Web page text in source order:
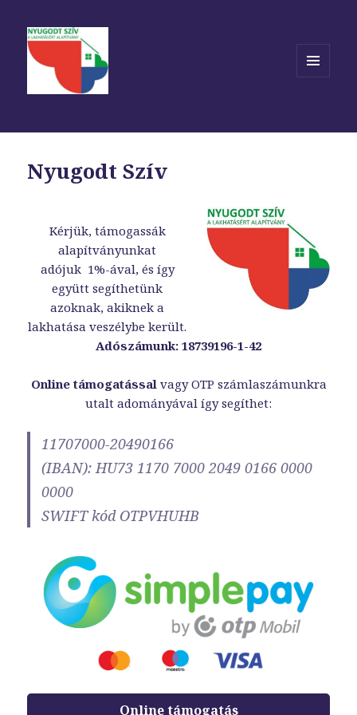
Nyugodt Szív
Kérjük, támogassák
alapítványunkat
adójuk 1%-ával, és így
együtt segíthetünk
azoknak, akiknek a
lakhatása veszélybe került.
Adószámunk: 18739196-1-42
Online támogatássalvagy OTP számlaszámunkra
utalt adományával így segíthet:
11707000-20490166
(IBAN): HU73 1170 7000 2049 0166 0000
0000
SWIFT kód OTPVHUHB
Online támogatás